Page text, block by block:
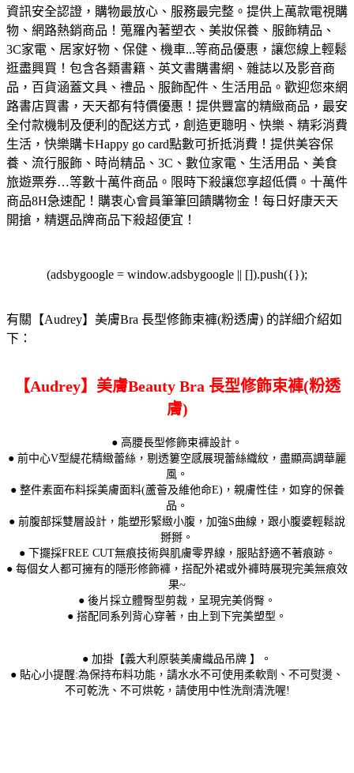
資訊安全認證，購物最放心、服務最完整。 提供上萬款電視購
物、網路熱銷商品！蒐羅內著塑衣、美妝保養、服飾精品、
3C家電、居家好物、保健、機車...等商品優惠，讓您線上輕鬆
逛盡興買！ 包含各類書籍、英文書購書網、雜誌以及影音商
品，百貨涵蓋文具、禮品、服飾配件、生活用品。歡迎您來網
路書店買書，天天都有特價優惠！ 提供豐富的精緻商品，最安
全付款機制及便利的配送方式，創造更聰明、快樂、精彩消費
生活，快樂購卡Happy go card點數可折抵消費！ 提供美容保
養、流行服飾、時尚精品、3C、數位家電、生活用品、美食
旅遊票券…等數十萬件商品。限時下殺讓您享超低價。 十萬件
商品8H急速配！購衷心會員筆筆回饋購物金！每日好康天天
開搶，精選品牌商品下殺超便宜！
(adsbygoogle = window.adsbygoogle || []).push({});
有關【Audrey】美膚Bra 長型修飾束褲(粉透膚) 的詳細介紹如
下：
【Audrey】美膚Beauty Bra 長型修飾束褲(粉透
膚)
● 高腰長型修飾束褲設計。
● 前中心V型緹花精緻蕾絲，剔透簍空感展現蕾絲織紋，盡顯高調華麗
風。
● 整件素面布料採美膚面料(蘆薈及維他命E)，親膚性佳，如穿的保養
品。
● 前腹部採雙層設計，能塑形緊緻小腹，加強S曲線，跟小腹婆輕鬆說
掰掰。
● 下擺採FREE CUT無痕技術與肌膚零界線，服貼舒適不著痕跡。
● 每個女人都可擁有的隱形修飾褲，搭配外裙或外褲時展現完美無痕效
果~
● 後片採立體臀型剪裁，呈現完美俏臀。
● 搭配同系列背心穿著，由上到下完美塑型。
● 加掛【義大利原裝美膚織品吊牌 】。
● 貼心小提醒:為保持布料功能，請水水不可使用柔軟劑、不可熨燙、
不可乾洗、不可烘乾，請使用中性洗劑清洗喔!